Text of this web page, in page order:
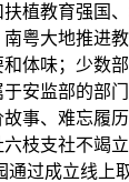
植教育强国
粤大地推进
体味；少数
安监部的部
事、难忘履
枝支社不竭
通过成立线上